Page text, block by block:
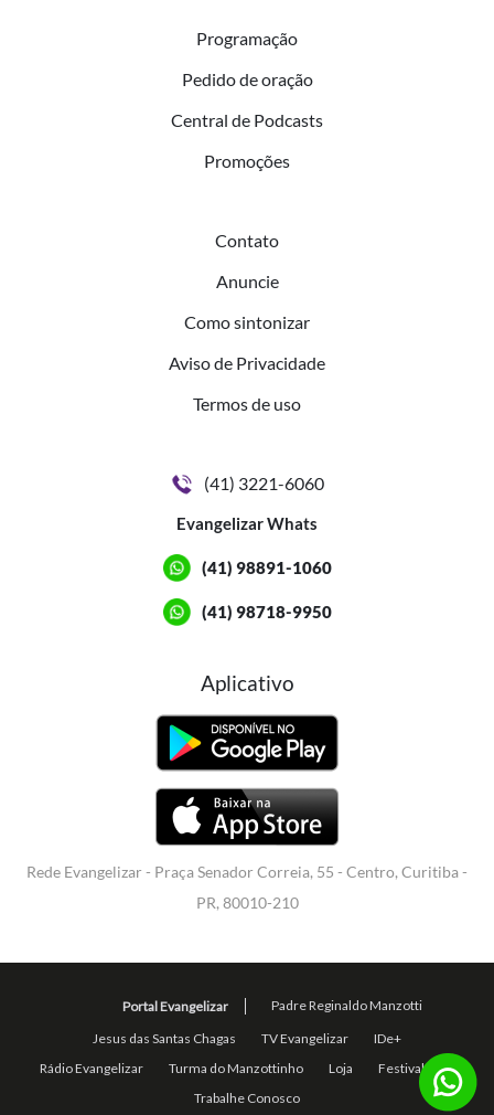
Programação
Pedido de oração
Central de Podcasts
Promoções
Contato
Anuncie
Como sintonizar
Aviso de Privacidade
Termos de uso
(41) 3221-6060
Evangelizar Whats
(41) 98891-1060
(41) 98718-9950
Aplicativo
Rede Evangelizar - Praça Senador Correia, 55 - Centro, Curitiba -
PR, 80010-210